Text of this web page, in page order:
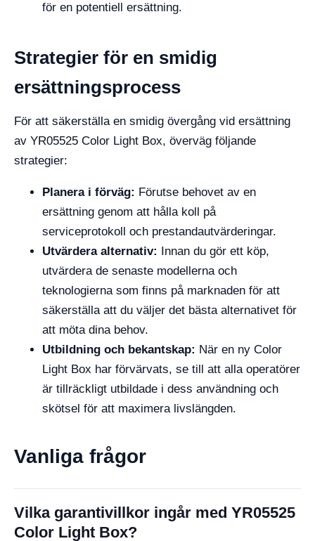
för en potentiell ersättning.
Strategier för en smidig
ersättningsprocess
För att säkerställa en smidig övergång vid ersättning
av YR05525 Color Light Box, överväg följande
strategier:
Planera i förväg: Förutse behovet av en
ersättning genom att hålla koll på
serviceprotokoll och prestandautvärderingar.
Utvärdera alternativ: Innan du gör ett köp,
utvärdera de senaste modellerna och
teknologierna som finns på marknaden för att
säkerställa att du väljer det bästa alternativet för
att möta dina behov.
Utbildning och bekantskap: När en ny Color
Light Box har förvärvats, se till att alla operatörer
är tillräckligt utbildade i dess användning och
skötsel för att maximera livslängden.
Vanliga frågor
Vilka garantivillkor ingår med YR05525
Color Light Box?